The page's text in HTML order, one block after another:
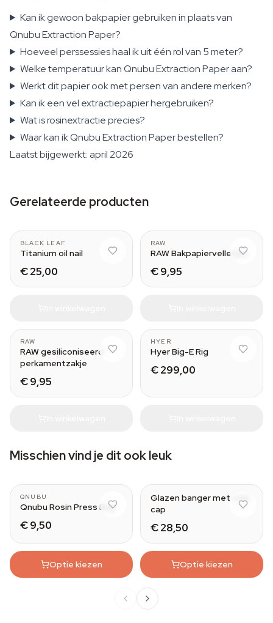
Kan ik gewoon bakpapier gebruiken in plaats van
Qnubu Extraction Paper?
Hoeveel perssessies haal ik uit één rol van 5 meter?
Welke temperatuur kan Qnubu Extraction Paper aan?
Werkt dit papier ook met persen van andere merken?
Kan ik een vel extractiepapier hergebruiken?
Wat is rosinextractie precies?
Waar kan ik Qnubu Extraction Paper bestellen?
Laatst bijgewerkt: april 2026
Gerelateerde producten
BLACK LEAF
Titanium oil nail
€ 25,00
RAW
RAW Bakpapiervelletjes
€ 9,95
RAW
RAW gesiliconiseerd
perkamentzakje
€ 9,95
HYER
Hyer Big-E Rig
€ 299,00
Misschien vind je dit ook leuk
QNUBU
Qnubu Rosin Press Bag
€ 9,50
Optie kiezen
Glazen banger met carb
cap
€ 28,50
Optie kiezen